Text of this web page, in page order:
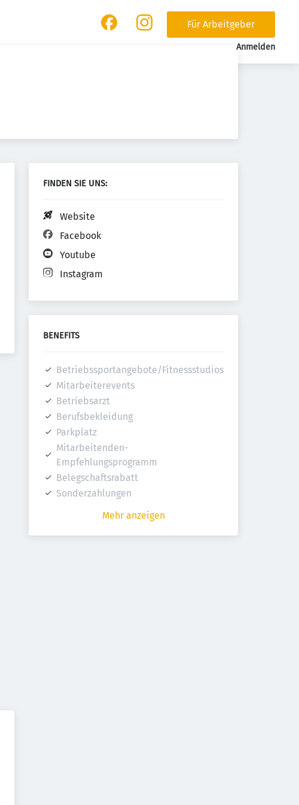
Für Arbeitgeber
Anmelden
FINDEN SIE UNS:
Website
Facebook
Youtube
Instagram
BENEFITS
Betriebssportangebote/Fitnessstudios
Mitarbeiterevents
Betriebsarzt
Berufsbekleidung
Parkplatz
Mitarbeitenden-
Empfehlungsprogramm
Belegschaftsrabatt
Sonderzahlungen
Mehr anzeigen